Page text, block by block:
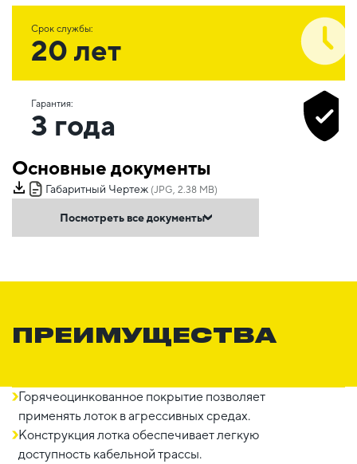
Срок службы:
20 лет
Гарантия:
3 года
Основные документы
Габаритный Чертеж (JPG, 2.38 MB)
Посмотреть все документы
ПРЕИМУЩЕСТВА
Горячеоцинкованное покрытие позволяет
применять лоток в агрессивных средах.
Конструкция лотка обеспечивает легкую
доступность кабельной трассы.